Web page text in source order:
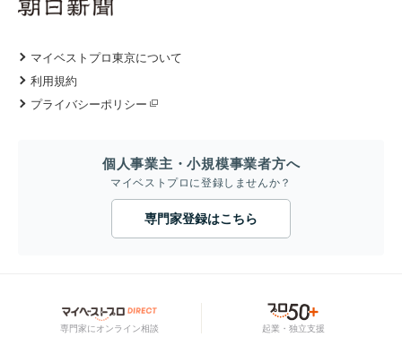
マイベストプロ東京について
利用規約
プライバシーポリシー
個人事業主・小規模事業者方へ
マイベストプロに登録しませんか？
専門家登録はこちら
専門家にオンライン相談 起業・独立支援